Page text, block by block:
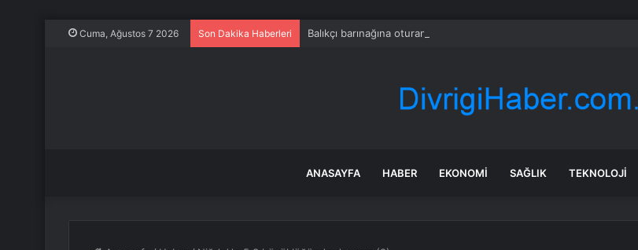
Cuma, Ağustos 7 2026 Son Dakika Haberleri Balıkçı barınağına oturan kayyum, koltuktan kalkmıyor
ANASAYFA HABER EKONOMI SAĞLIK TEKNOLOJI